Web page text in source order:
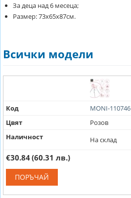
За деца над 6 месеца;
Размер: 73х65х87см.
Всички модели
Код
MONI-110746
Цвят
Розов
Наличност
На склад
€30.84(60.31 лв.)
ПОРЪЧАЙ